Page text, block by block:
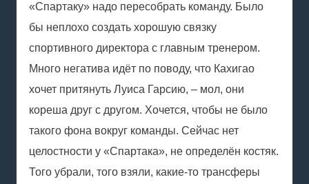
«Спартаку» надо пересобрать команду. Было
бы неплохо создать хорошую связку
спортивного директора с главным тренером.
Много негатива идёт по поводу, что Кахигао
хочет притянуть Луиса Гарсию, – мол, они
кореша друг с другом. Хочется, чтобы не было
такого фона вокруг команды. Сейчас нет
целостности у «Спартака», не определён костяк.
Того убрали, того взяли, какие-то трансферы